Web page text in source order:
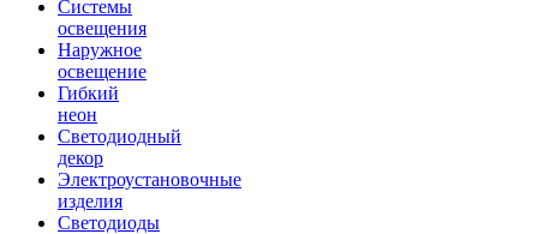
Системы
освещения
Наружное
освещение
Гибкий
неон
Светодиодный
декор
Электроустановочные
изделия
Светодиоды